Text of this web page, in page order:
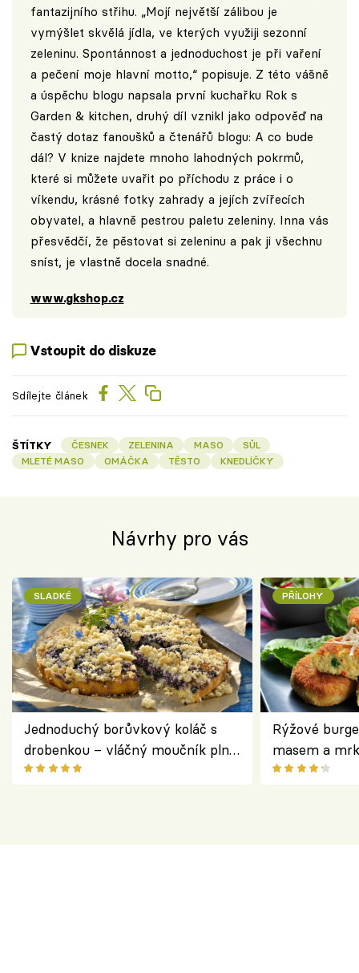
fantazijního střihu. „Mojí největší zálibou je
vymýšlet skvělá jídla, ve kterých využiji sezonní
zeleninu. Spontánnost a jednoduchost je při vaření
a pečení moje hlavní motto,“ popisuje. Z této vášně
a úspěchu blogu napsala první kuchařku Rok s
Garden & kitchen, druhý díl vznikl jako odpověď na
častý dotaz fanoušků a čtenářů blogu: A co bude
dál? V knize najdete mnoho lahodných pokrmů,
které si můžete uvařit po příchodu z práce i o
víkendu, krásné fotky zahrady a jejích zvířecích
obyvatel, a hlavně pestrou paletu zeleniny. Inna vás
přesvědčí, že pěstovat si zeleninu a pak ji všechnu
sníst, je vlastně docela snadné.
www.gkshop.cz
Vstoupit do diskuze
Sdílejte článek
ŠTÍTKY ČESNEK ZELENINA MASO
SŮL
MLETÉ MASO
OMÁČKA TĚSTO KNEDLÍČKY
Návrhy pro vás
SLADKÉ
Jednoduchý borůvkový koláč s
drobenkou – vláčný moučník plný
ovoce
PŘÍLOHY
Rýžové
masem a
salátem –